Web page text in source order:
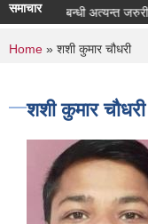
समाचारसम्बन्धी अत्यन्त जरुरी
You are here
Home » शशी कुमार चौधरी
शशी कुमार चौधरी